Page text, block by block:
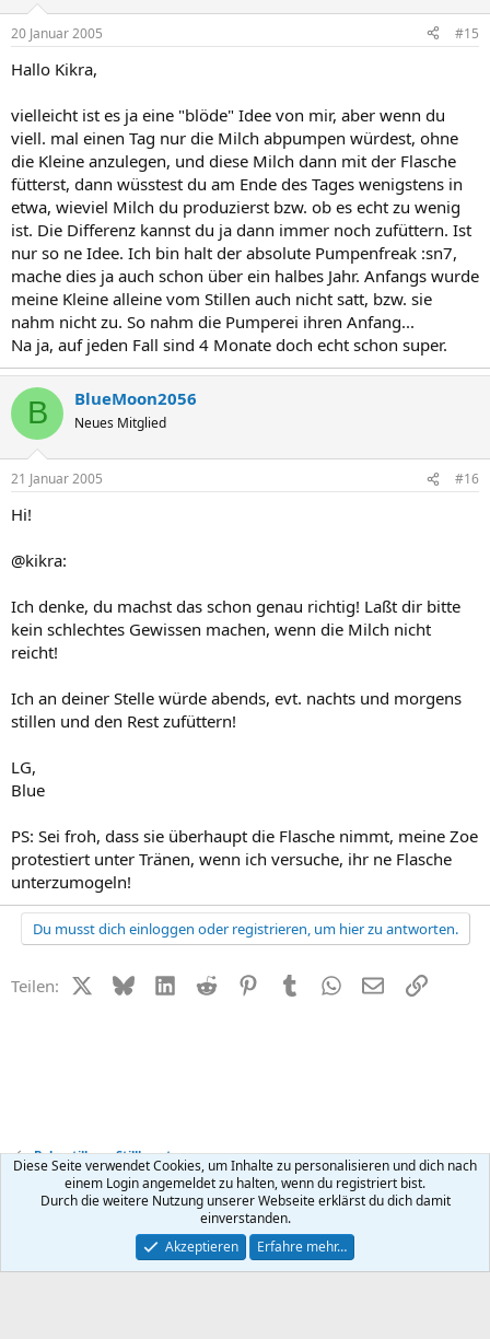
20 Januar 2005 #15
Hallo Kikra,
vielleicht ist es ja eine "blöde" Idee von mir, aber wenn du
viell. mal einen Tag nur die Milch abpumpen würdest, ohne
die Kleine anzulegen, und diese Milch dann mit der Flasche
fütterst, dann wüsstest du am Ende des Tages wenigstens in
etwa, wieviel Milch du produzierst bzw. ob es echt zu wenig
ist. Die Differenz kannst du ja dann immer noch zufüttern. Ist
nur so ne Idee. Ich bin halt der absolute Pumpenfreak :sn7,
mache dies ja auch schon über ein halbes Jahr. Anfangs wurde
meine Kleine alleine vom Stillen auch nicht satt, bzw. sie
nahm nicht zu. So nahm die Pumperei ihren Anfang...
Na ja, auf jeden Fall sind 4 Monate doch echt schon super.
B BlueMoon2056
Neues Mitglied
21 Januar 2005 #16
Hi!
@kikra:
Ich denke, du machst das schon genau richtig! Laßt dir bitte
kein schlechtes Gewissen machen, wenn die Milch nicht
reicht!
Ich an deiner Stelle würde abends, evt. nachts und morgens
stillen und den Rest zufüttern!
LG,
Blue
PS: Sei froh, dass sie überhaupt die Flasche nimmt, meine Zoe
protestiert unter Tränen, wenn ich versuche, ihr ne Flasche
unterzumogeln!
Du musst dich einloggen oder registrieren, um hier zu antworten.
Teilen: X (Twitter)
BlueskyLinkedIn
Reddit PinterestTumblr WhatsApp
E-MailLink
Baby stillen + Stillberatung
Kontakt Nutzungsbedingungen Datenschutz Hilfe
R
Community platform by XenForo ® © 2010-2026 XenForo Ltd.
Diese Seite verwendet Cookies, um Inhalte zu personalisieren und dich nach
einem Login angemeldet zu halten, wenn du registriert bist.
Durch die weitere Nutzung unserer Webseite erklärst du dich damit
einverstanden.
Akzeptieren
Erfahre mehr…